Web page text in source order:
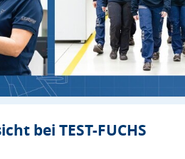
bei TEST-FUCHS